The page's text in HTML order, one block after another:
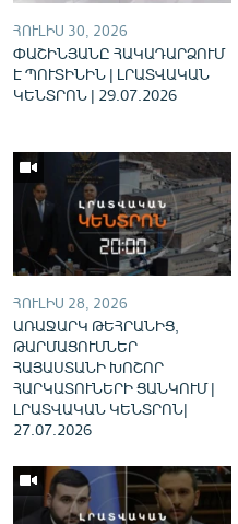
Русский
«Ազատության» բոլոր
ՀՈՒԼԻՍ 30, 2026
ՓԱՇԻՆՅԱՆԸ ՀԱԿԱԴԱՐՁՈՒՄ
Է ՊՈՒՏԻՆԻՆ | ԼՐԱՏՎԱԿԱՆ
ԿԵՆՏՐՈՆ | 29.07.2026
ՀՈՒԼԻՍ 28, 2026
ԱՌԱՋԱՐԿ ԹԵՀՐԱՆԻՑ,
ԹԱՐՄԱՑՈՒՄՆԵՐ
ՀԱՅԱՍՏԱՆԻ ԽՈՇՈՐ
ՀԱՐԿԱՏՈՒՆԵՐԻ ՑԱՆԿՈՒՄ |
ԼՐԱՏՎԱԿԱՆ ԿԵՆՏՐՈՆ|
27.07.2026